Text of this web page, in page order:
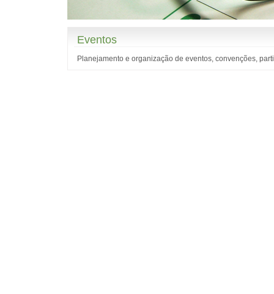
Eventos
Planejamento e organização de eventos, convenções,